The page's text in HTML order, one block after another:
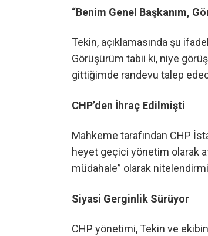
“Benim Genel Başkanım,
Tekin, açıklamasında şu
Görüşürüm tabii ki, niye
gittiğimde randevu talep
CHP’den İhraç Edilmişti
Mahkeme tarafından CHP
heyet geçici yönetim olarak
müdahale” olarak
Siyasi Gerginlik Sürüyor
CHP yönetimi, Tekin ve